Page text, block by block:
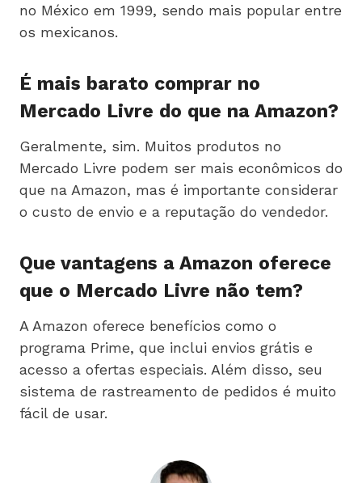
no México em 1999, sendo mais popular entre
os mexicanos.
É mais barato comprar no
Mercado Livre do que na Amazon?
Geralmente, sim. Muitos produtos no
Mercado Livre podem ser mais econômicos do
que na Amazon, mas é importante considerar
o custo de envio e a reputação do vendedor.
Que vantagens a Amazon oferece
que o Mercado Livre não tem?
A Amazon oferece benefícios como o
programa Prime, que inclui envios grátis e
acesso a ofertas especiais. Além disso, seu
sistema de rastreamento de pedidos é muito
fácil de usar.